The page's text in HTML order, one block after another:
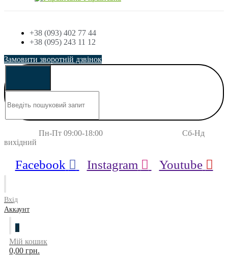
+38 (093) 402 77 44
+38 (095) 243 11 12
Замовити зворотній дзвінок
Пн-Пт 09:00-18:00 Сб-Нд
вихідний
Facebook Instagram Youtube
Вхід
Аккаунт
0
Мій кошик
0,00 грн.